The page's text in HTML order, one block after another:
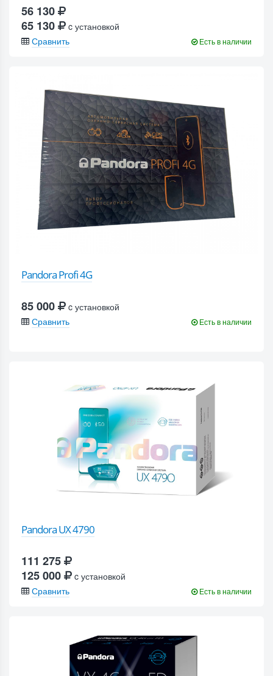
56 130
65 130
c установкой
Сравнить
Есть в наличии
Pandora Profi 4G
85 000
c установкой
Сравнить
Есть в наличии
Pandora UX 4790
111 275
125 000
c установкой
Сравнить
Есть в наличии